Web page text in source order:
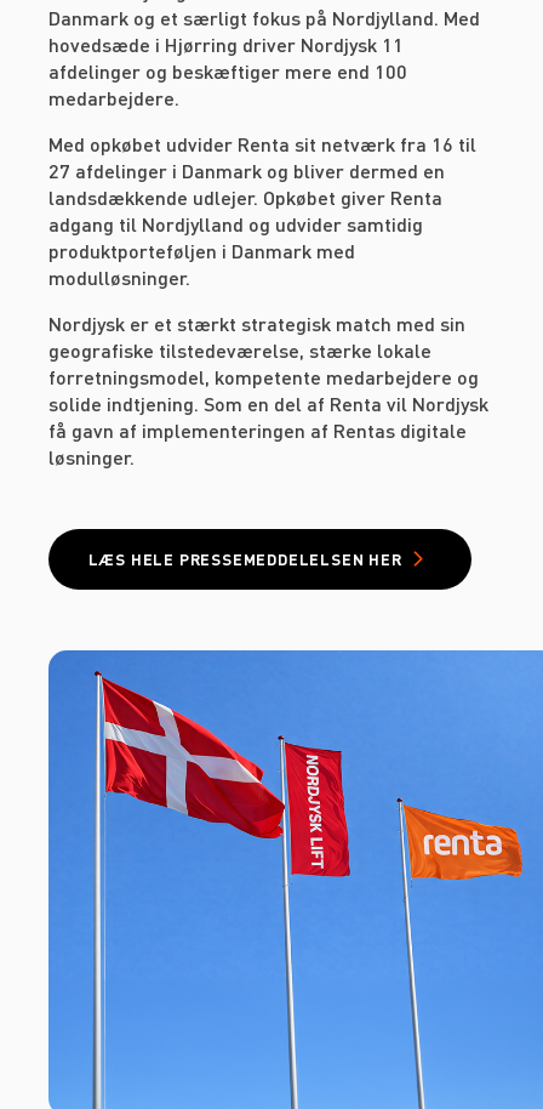
Danmark og et særligt fokus på Nordjylland. Med
hovedsæde i Hjørring driver Nordjysk 11
afdelinger og beskæftiger mere end 100
medarbejdere.
Med opkøbet udvider Renta sit netværk fra 16 til
27 afdelinger i Danmark og bliver dermed en
landsdækkende udlejer. Opkøbet giver Renta
adgang til Nordjylland og udvider samtidig
produktporteføljen i Danmark med
modulløsninger.
Nordjysk er et stærkt strategisk match med sin
geografiske tilstedeværelse, stærke lokale
forretningsmodel, kompetente medarbejdere og
solide indtjening. Som en del af Renta vil Nordjysk
få gavn af implementeringen af Rentas digitale
løsninger.
LÆS HELE PRESSEMEDDELELSEN HER